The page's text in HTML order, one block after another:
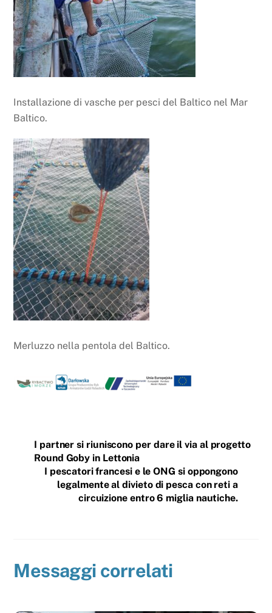
Installazione di vasche per pesci del Baltico nel Mar
Baltico.
Merluzzo nella pentola del Baltico.
I partner si riuniscono per dare il via al progetto
Round Goby in Lettonia
I pescatori francesi e le ONG si oppongono
legalmente al divieto di pesca con reti a
circuizione entro 6 miglia nautiche.
Messaggi correlati